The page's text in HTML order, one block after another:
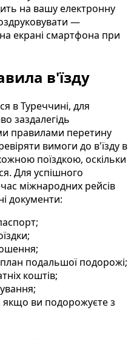
на вашу електронну
—
екрані смартфона при
в'їзду
в Туреччині, для
заздалегідь
правилами перетину
вимоги до в'їзду в
поїздкою, оскільки
Для успішного
міжнародних рейсів
документи:
подальшої подорожі;
коштів;
ви подорожуєте з